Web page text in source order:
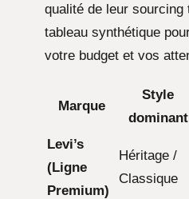
qualité de leur sourcing
tableau synthétique
votre budget et vos
Marque
Style
dominant
Levi’s
(Ligne
Premium)
Héritage /
Classique